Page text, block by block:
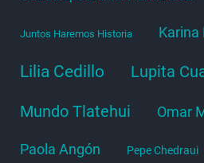
Juntos Haremos Historia Karina
Lilia Cedillo Lupita
Mundo Tlatehui Omar
Paola Angón Pepe Chedraui